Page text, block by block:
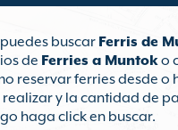
puedes buscar Ferris de
de Ferries a Muntoko
reservar ferries desde
realizar y la cantidad de
haga click en buscar.